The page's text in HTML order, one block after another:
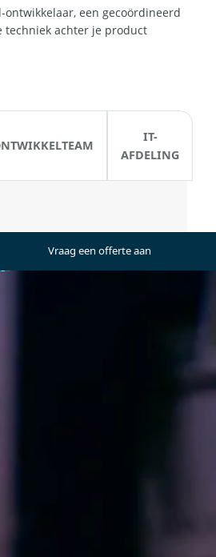
ontwikkelaar, een gecoördineerd
techniek achter je product
IT-
AFDELING
Vraag een offerte aan